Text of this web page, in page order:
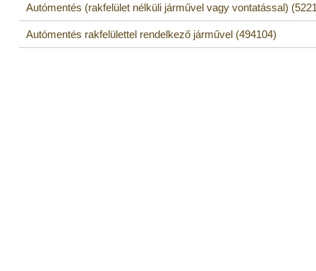
Autómentés (rakfelület nélküli járművel vagy vontatással)
Autómentés rakfelülettel rendelkező járművel (494104)